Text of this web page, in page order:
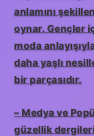
anlamını
oynar. Gençler
moda
daha yaşlı
bir parçasıdır.
– Medya ve
güzellik